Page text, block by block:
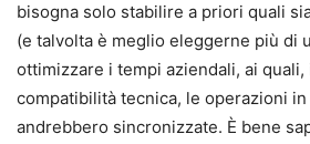
bisogna solo stabilire a priori quali
(e talvolta è meglio eleggerne più di
ottimizzare i tempi aziendali, ai
compatibilità tecnica, le operazioni
andrebbero sincronizzate. È bene